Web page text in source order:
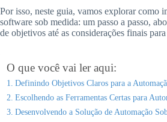
Por isso, neste guia, vamos explorar como
software sob medida: um passo a passo,
de objetivos até as considerações finais
O que você vai ler aqui:
Definindo Objetivos Claros para a
Escolhendo as Ferramentas Certas para
Desenvolvendo a Solução de Automação